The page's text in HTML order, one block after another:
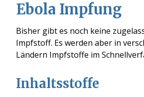
Ebola Impfung
Bisher gibt es noch keine
Impfstoff. Es werden aber in
Ländern Impfstoffe im
Inhaltsstoffe